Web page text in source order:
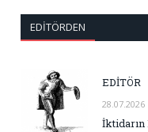
EDITÖRDEN
EDİTÖR
28.07.2026
İktidarın